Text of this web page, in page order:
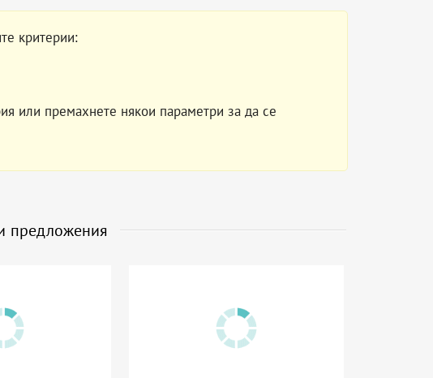
критерии:
или премахнете някои параметри за да се
предложения